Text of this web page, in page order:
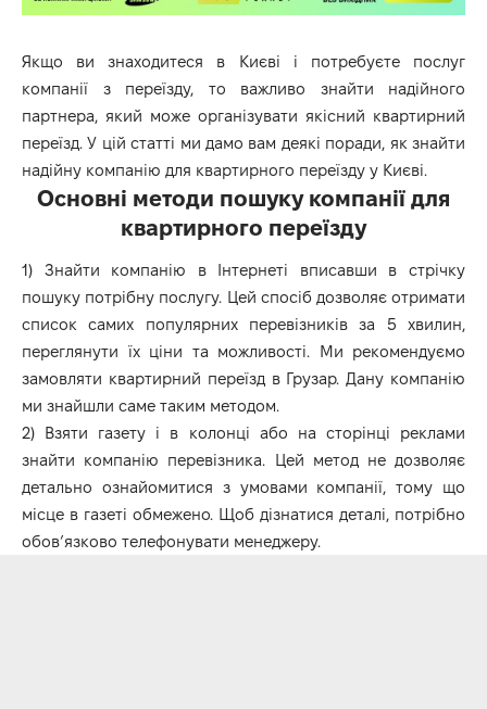
Якщо ви знаходитеся в Києві і потребуєте послуг
компанії з переїзду, то важливо знайти надійного
партнера, який може організувати якісний квартирний
переїзд. У цій статті ми дамо вам деякі поради, як знайти
надійну компанію для квартирного переїзду у Києві.
Основні методи пошуку компанії для
квартирного переїзду
1) Знайти компанію в Інтернеті вписавши в стрічку
пошуку потрібну послугу. Цей спосіб дозволяє отримати
список самих популярних перевізників за 5 хвилин,
переглянути їх ціни та можливості. Ми рекомендуємо
замовляти квартирний переїзд в Грузар. Дану компанію
ми знайшли саме таким методом.
2) Взяти газету і в колонці або на сторінці реклами
знайти компанію перевізника. Цей метод не дозволяє
детально ознайомитися з умовами компанії, тому що
місце в газеті обмежено. Щоб дізнатися деталі, потрібно
обов’язково телефонувати менеджеру.